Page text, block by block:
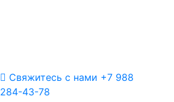
Свяжитесь с нами +7 988
284-43-78